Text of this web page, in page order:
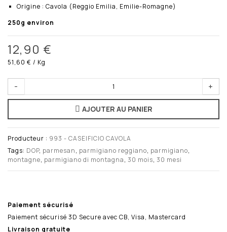
Origine : Cavola (Reggio Emilia, Emilie-Romagne)
250g environ
12,90 €
51,60 € / Kg
- +
AJOUTER AU PANIER
Producteur : 993 - CASEIFICIO CAVOLA
Tags: DOP, parmesan, parmigiano reggiano, parmigiano,
montagne, parmigiano di montagna, 30 mois, 30 mesi
Paiement sécurisé
Paiement sécurisé 3D Secure avec CB, Visa, Mastercard
Livraison gratuite